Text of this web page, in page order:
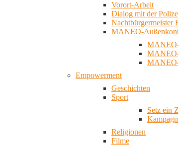
Vorort-Arbeit
Dialog mit der
Nachtbürgermeister
MANEO-
Empowerment
Geschichten
Sport
Setz ein
Religionen
Filme